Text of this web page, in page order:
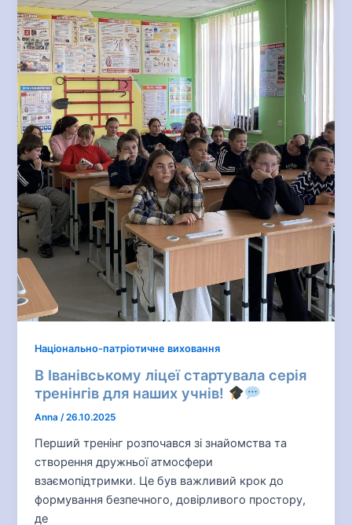
Національно-патріотичне виховання
В Іванівському ліцеї стартувала серія
тренінгів для наших учнів!
Anna/26.10.2025
Перший тренінг розпочався зі знайомства та
створення дружньої атмосфери
взаємопідтримки. Це був важливий крок до
формування безпечного, довірливого простору,
де